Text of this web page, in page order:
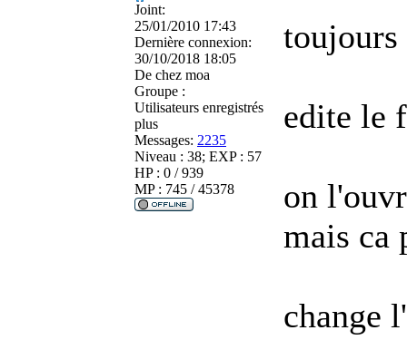
Joint:
25/01/2010 17:43
Dernière connexion:
30/10/2018 18:05
De chez moa
Groupe :
Utilisateurs enregistrés
plus
Messages: 2235
Niveau : 38; EXP : 57
HP : 0 / 939
MP : 745 / 45378
toujours
edite le
on
mais ca
change